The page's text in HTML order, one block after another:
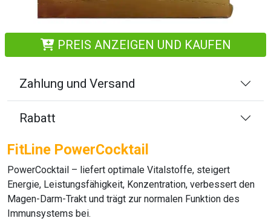
PREIS ANZEIGEN UND KAUFEN
Zahlung und Versand
Rabatt
FitLine PowerCocktail
PowerCocktail – liefert optimale Vitalstoffe, steigert
Energie, Leistungsfähigkeit, Konzentration, verbessert den
Magen-Darm-Trakt und trägt zur normalen Funktion des
Immunsystems bei.